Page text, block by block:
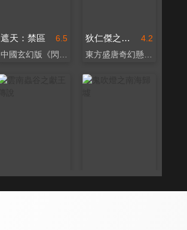
6.5
遮天：禁區
中國玄幻版《閃電俠》
4.2
狄仁傑之運河驚龍
東方盛唐奇幻懸疑鉅作